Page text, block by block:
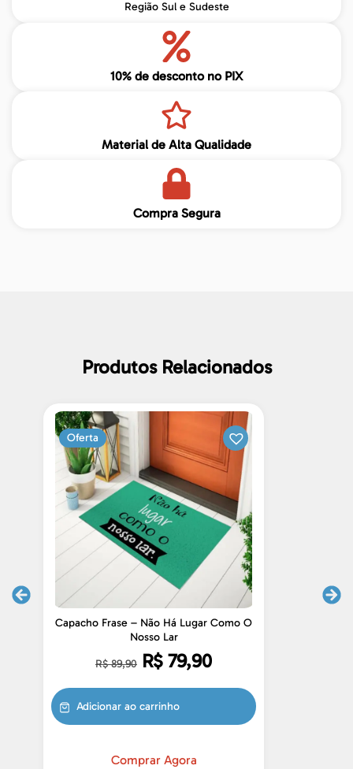
Região Sul e Sudeste
10% de desconto no PIX
Material de Alta Qualidade
Compra Segura
Produtos Relacionados
Oferta
Capacho Frase – Não Há Lugar Como O
Nosso Lar
R$89,90 R$ 79,90
Adicionar ao carrinho
Comprar Agora